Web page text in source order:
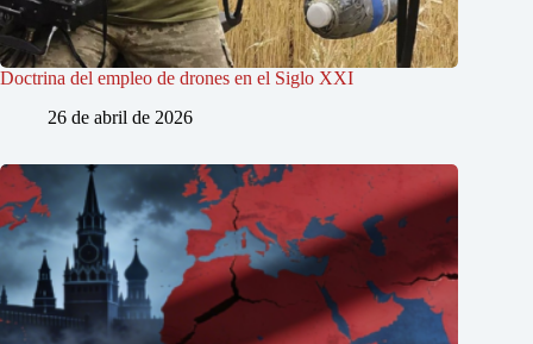
Doctrina del empleo de drones en el Siglo XXI
26 de abril de 2026